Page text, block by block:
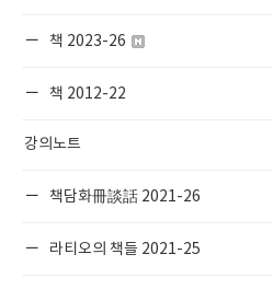
책 2023-26
책 2012-22
강의노트
책담화冊談話 2021-26
라티오의 책들 2021-25